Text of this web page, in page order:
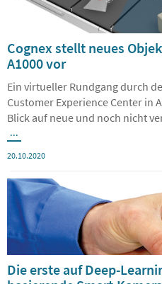
Cognex stellt neues
A1000 vor
Ein virtueller Rundgang durch
Customer Experience Center in
Blick auf neue und noch nicht
...
20.10.2020
Die erste auf Deep-
basierende Smart-